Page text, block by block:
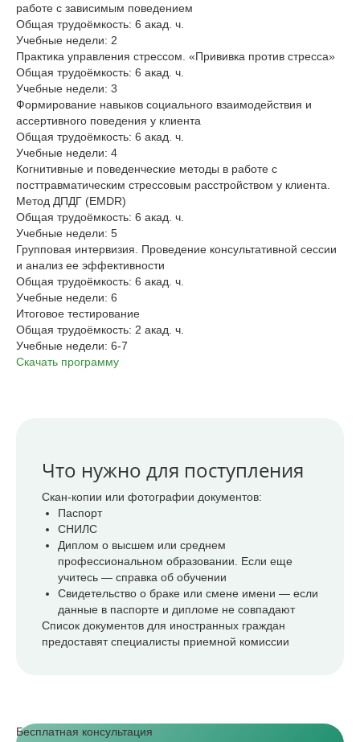
работе с зависимым поведением
Общая трудоёмкость: 6 акад. ч.
Учебные недели: 2
Практика управления стрессом. «Прививка против стресса»
Общая трудоёмкость: 6 акад. ч.
Учебные недели: 3
Формирование навыков социального взаимодействия и
ассертивного поведения у клиента
Общая трудоёмкость: 6 акад. ч.
Учебные недели: 4
Когнитивные и поведенческие методы в работе с
посттравматическим стрессовым расстройством у клиента.
Метод ДПДГ (EMDR)
Общая трудоёмкость: 6 акад. ч.
Учебные недели: 5
Групповая интервизия. Проведение консультативной сессии
и анализ ее эффективности
Общая трудоёмкость: 6 акад. ч.
Учебные недели: 6
Итоговое тестирование
Общая трудоёмкость: 2 акад. ч.
Учебные недели: 6-7
Скачать программу
Что нужно для поступления
Скан-копии или фотографии документов:
Паспорт
СНИЛС
Диплом о высшем или среднем
профессиональном образовании. Если еще
учитесь — справка об обучении
Свидетельство о браке или смене имени — если
данные в паспорте и дипломе не совпадают
Список документов для иностранных граждан
предоставят специалисты приемной комиссии
Бесплатная консультация